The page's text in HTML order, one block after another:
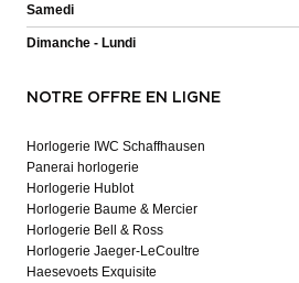
Samedi
Dimanche - Lundi
NOTRE OFFRE EN LIGNE
Horlogerie IWC Schaffhausen
Panerai horlogerie
Horlogerie Hublot
Horlogerie Baume & Mercier
Horlogerie Bell & Ross
Horlogerie Jaeger-LeCoultre
Haesevoets Exquisite